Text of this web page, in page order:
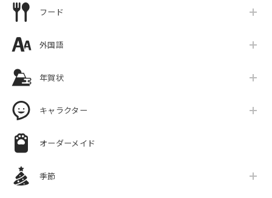
フード
外国語
年賀状
キャラクター
オーダーメイド
季節